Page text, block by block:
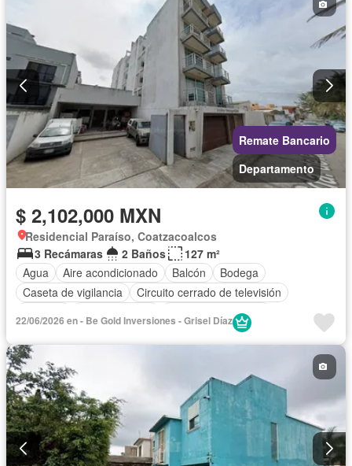
Remate Bancario
Departamento
$ 2,102,000 MXN
Residencial Paraíso, Coatzacoalcos
3 Recámaras
2 Baños
127 m²
Agua
Aire acondicionado Balcón
Bodega
Caseta de vigilancia
Circuito cerrado de televisión
Cuarto de Limpieza
Gas natural
Recámara con closet
Vista panorámica
Sin amueblar
22/06/2026 en - Be Gold Inversiones - Grisel Díaz